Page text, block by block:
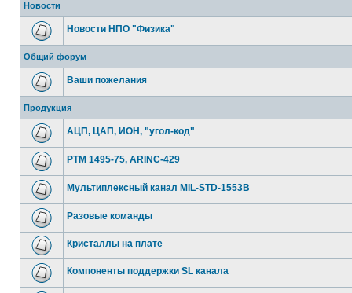
Новости
Новости НПО "Физика"
Общий форум
Ваши пожелания
Продукция
АЦП, ЦАП, ИОН, "угол-код"
РТМ 1495-75, ARINC-429
Мультиплексный канал MIL-STD-1553B
Разовые команды
Кристаллы на плате
Компоненты поддержки SL канала